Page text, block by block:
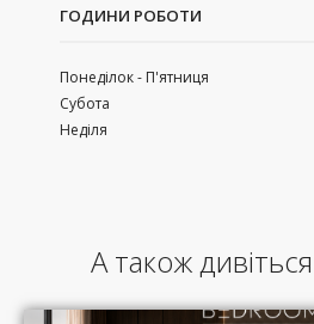
ГОДИНИ РОБОТИ
Понеділок - П'ятниця
Субота
Неділя
А також дивіться